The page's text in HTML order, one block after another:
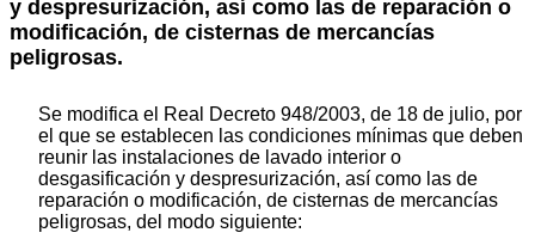
y despresurización, así como las de reparación o
modificación, de cisternas de mercancías
peligrosas.
Se modifica el Real Decreto 948/2003, de 18 de julio, por
el que se establecen las condiciones mínimas que deben
reunir las instalaciones de lavado interior o
desgasificación y despresurización, así como las de
reparación o modificación, de cisternas de mercancías
peligrosas, del modo siguiente: